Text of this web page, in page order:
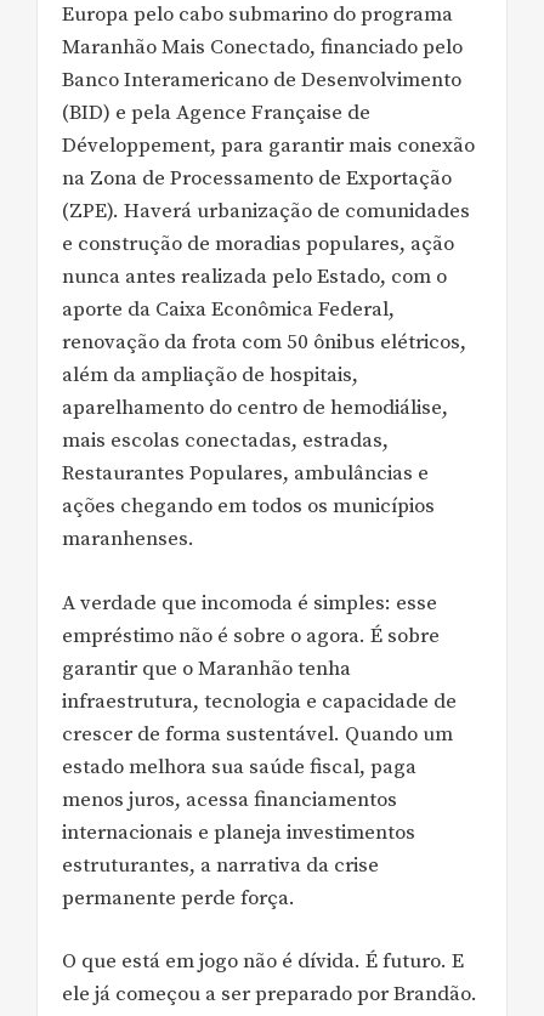
Europa pelo cabo submarino do programa
Maranhão Mais Conectado, financiado pelo
Banco Interamericano de Desenvolvimento
(BID) e pela Agence Française de
Développement, para garantir mais conexão
na Zona de Processamento de Exportação
(ZPE). Haverá urbanização de comunidades
e construção de moradias populares, ação
nunca antes realizada pelo Estado, com o
aporte da Caixa Econômica Federal,
renovação da frota com 50 ônibus elétricos,
além da ampliação de hospitais,
aparelhamento do centro de hemodiálise,
mais escolas conectadas, estradas,
Restaurantes Populares, ambulâncias e
ações chegando em todos os municípios
maranhenses.
A verdade que incomoda é simples: esse
empréstimo não é sobre o agora. É sobre
garantir que o Maranhão tenha
infraestrutura, tecnologia e capacidade de
crescer de forma sustentável. Quando um
estado melhora sua saúde fiscal, paga
menos juros, acessa financiamentos
internacionais e planeja investimentos
estruturantes, a narrativa da crise
permanente perde força.
O que está em jogo não é dívida. É futuro. E
ele já começou a ser preparado por Brandão.